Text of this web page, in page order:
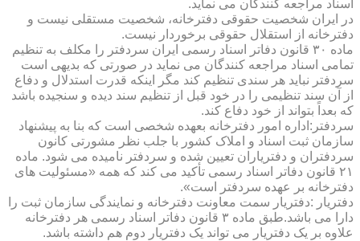
اسناد مراجعه کنندگان می نماید.
در ایران شخصیت حقوقی دفترخانه، شخصیت مستقلی نیست و
دفترخانه از استقلال حقوقی برخوردار نیست.
ماده ۳۰ قانون دفاتر اسناد رسمی ایران سردفتر را مکلف به تنظیم
تمامی اسناد مراجعه کنندگان می نماید در صورتی که بدیهی است
سردفتر نباید هر سندی تنظیم کند مگر اینکه قدرت استدلال و دفاع
از آن سند تنظیمی را در خود قبل از تنظیم سند دیده و سنجیده باشد
که بعداً بتواند از خود دفاع کند.
سردفتر:اداره امور دفترخانه بعهده شخصی است که بنا به پیشنهاد
سازمان ثبت اسناد و املاک کشور با جلب نظر مشورتی کانون
سردفتران و دفتریاران تعیین شده و سردفتر نامیده می شود. ماده
۲۱ قانون دفاتر اسناد رسمی تأکید می کند که همه «مسئولیت های
دفترخانه بر عهده سردفتر است».
دفتریار :دفتریار سمت معاونت دفترخانه و نمایندگی سازمان ثبت را
دارا می باشد.طبق ماده ۳ قانون دفاتر اسناد رسمی هر دفترخانه
علاوه بر یک دفتریار می تواند یک دفتریار دوم هم داشته باشد.